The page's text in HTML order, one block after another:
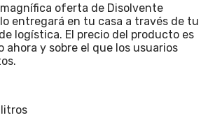
oferta de Disolvente
entregará en tu casa a través de tu
logística. El precio del producto es
ahora y sobre el que los usuarios
litros